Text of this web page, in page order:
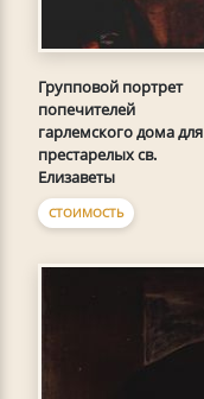
Групповой портрет
попечителей
гарлемского дома для
престарелых св.
Елизаветы
СТОИМОСТЬ